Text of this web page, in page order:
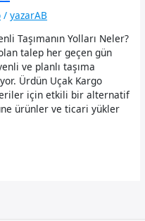
/yazarAB
Taşımanın Yolları Neler?
talep her geçen gün
ve planlı taşıma
Ürdün Uçak Kargo
için etkili bir alternatif
ürünler ve ticari yükler